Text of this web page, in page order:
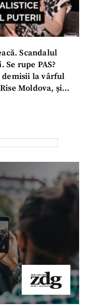
Scandalul
rupe PAS?
demisii la vârful
Moldova, și